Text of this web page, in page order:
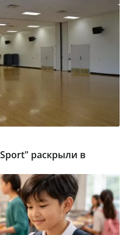
раскрыли в